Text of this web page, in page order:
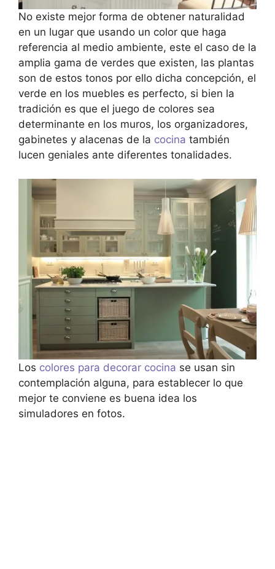
No existe mejor forma de obtener naturalidad
en un lugar que usando un color que haga
referencia al medio ambiente, este el caso de la
amplia gama de verdes que existen, las plantas
son de estos tonos por ello dicha concepción, el
verde en los muebles es perfecto, si bien la
tradición es que el juego de colores sea
determinante en los muros, los organizadores,
gabinetes y alacenas de la cocina también
lucen geniales ante diferentes tonalidades.
Los colores para decorar cocina se usan sin
contemplación alguna, para establecer lo que
mejor te conviene es buena idea los
simuladores en fotos.